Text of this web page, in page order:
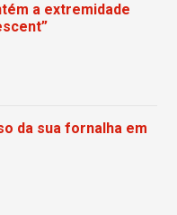
a extremidade
da sua fornalha em